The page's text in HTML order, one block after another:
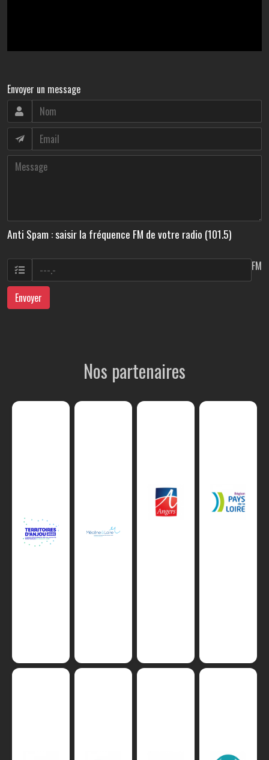
Envoyer un message
Anti Spam : saisir la fréquence FM de votre radio (101.5)
FM
Envoyer
Nos partenaires